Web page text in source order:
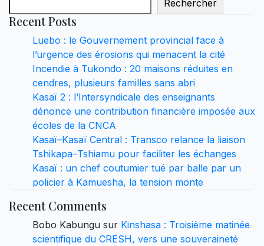
Rechercher
Recent Posts
Luebo : le Gouvernement provincial face à
l’urgence des érosions qui menacent la cité
Incendie à Tukondo : 20 maisons réduites en
cendres, plusieurs familles sans abri
Kasaï 2 : l’Intersyndicale des enseignants
dénonce une contribution financière imposée aux
écoles de la CNCA
Kasaï–Kasaï Central : Transco relance la liaison
Tshikapa–Tshiamu pour faciliter les échanges
Kasaï : un chef coutumier tué par balle par un
policier à Kamuesha, la tension monte
Recent Comments
Bobo Kabungu sur Kinshasa : Troisième matinée
scientifique du CRESH, vers une souveraineté